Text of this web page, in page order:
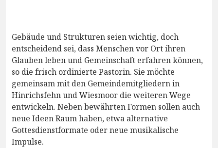
Gebäude und Strukturen seien wichtig, doch
entscheidend sei, dass Menschen vor Ort ihren
Glauben leben und Gemeinschaft erfahren können,
so die frisch ordinierte Pastorin. Sie möchte
gemeinsam mit den Gemeindemitgliedern in
Hinrichsfehn und Wiesmoor die weiteren Wege
entwickeln. Neben bewährten Formen sollen auch
neue Ideen Raum haben, etwa alternative
Gottesdienstformate oder neue musikalische
Impulse.